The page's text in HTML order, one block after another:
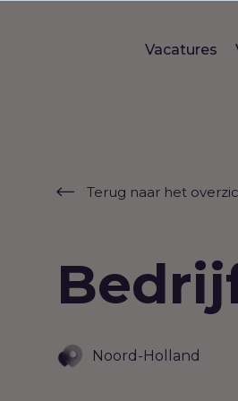
Vacatures
Terug naar het
Noord-Holland